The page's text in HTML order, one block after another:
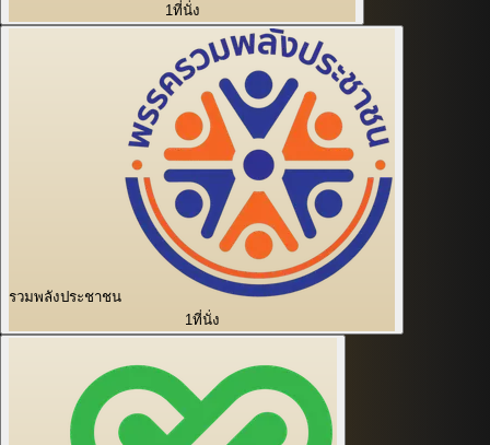
1ที่นั่ง
รวมพลังประชาชน
1ที่นั่ง